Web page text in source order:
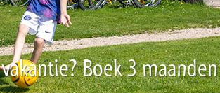
Boek 3